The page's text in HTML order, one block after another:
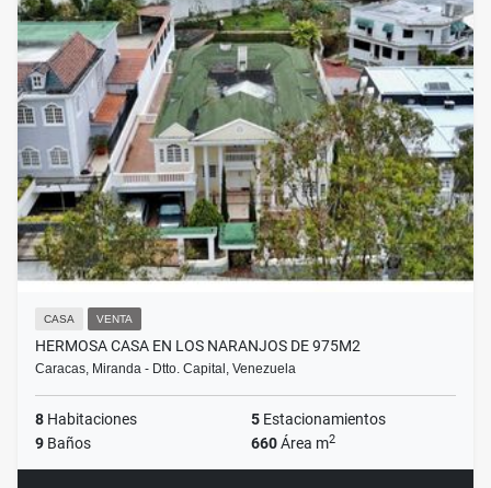
CASA VENTA
HERMOSA CASA EN LOS NARANJOS DE 975M2
Caracas, Miranda - Dtto. Capital, Venezuela
8 Habitaciones 5 Estacionamientos
9 Baños 660Área m2